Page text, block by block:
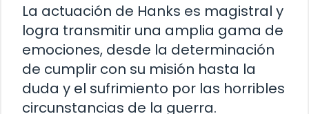
La actuación de Hanks es magistral y
logra transmitir una amplia gama de
emociones, desde la determinación
de cumplir con su misión hasta la
duda y el sufrimiento por las horribles
circunstancias de la guerra.